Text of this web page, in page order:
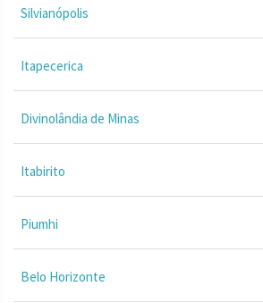
Silvianópolis
Itapecerica
Divinolândia de Minas
Itabirito
Piumhi
Belo Horizonte